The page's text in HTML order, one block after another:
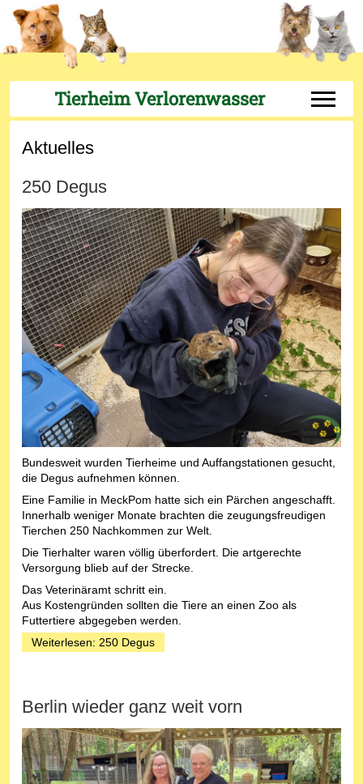
Tierheim Verlorenwasser Off-
Aktuelles
250 Degus
Bundesweit wurden Tierheime und Auffangstationen gesucht,
die Degus aufnehmen können.
Eine Familie in MeckPom hatte sich ein Pärchen angeschafft.
Innerhalb weniger Monate brachten die zeugungsfreudigen
Tierchen 250 Nachkommen zur Welt.
Die Tierhalter waren völlig überfordert. Die artgerechte
Versorgung blieb auf der Strecke.
Das Veterinäramt schritt ein.
Aus Kostengründen sollten die Tiere an einen Zoo als
Futtertiere abgegeben werden.
Weiterlesen: 250 Degus
Berlin wieder ganz weit vorn